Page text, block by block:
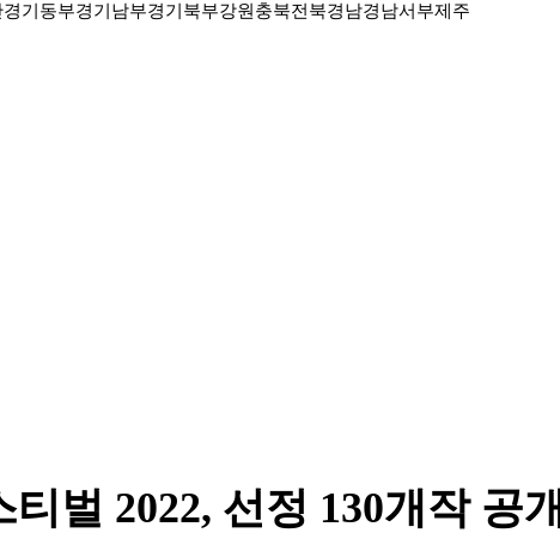
경기동부경기남부경기북부강원 충북전북경남경남서부제주
벌 2022, 선정 130개작 공개